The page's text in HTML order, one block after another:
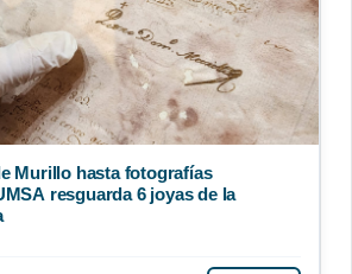
Murillo hasta fotografías
resguarda 6 joyas de la